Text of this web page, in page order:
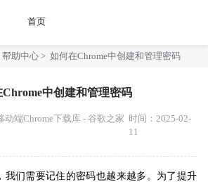
首页
帮助中心 > 如何在Chrome中创建和管理密码
Chrome中创建和管理密码
动端Chrome下载库 - 谷歌之家 时间：2025-02-
11
我们需要记住的密码也越来越多。为了提升